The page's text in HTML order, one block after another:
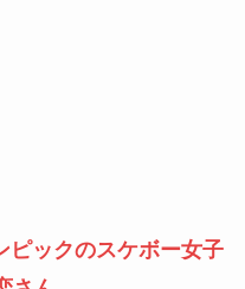
ピックのスケボー女子